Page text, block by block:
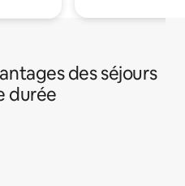
des séjours
durée